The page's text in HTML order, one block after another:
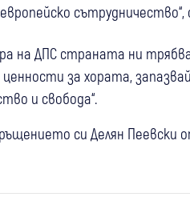
сътрудничество“,
на ДПС страната ни
за хората,
и свобода“.
си Делян Пеевски
Демерджиев е в